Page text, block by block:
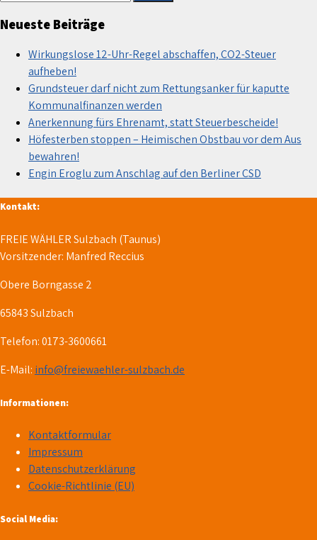
Neueste Beiträge
Wirkungslose 12-Uhr-Regel abschaffen, CO2-Steuer
aufheben!
Grundsteuer darf nicht zum Rettungsanker für kaputte
Kommunalfinanzen werden
Anerkennung fürs Ehrenamt, statt Steuerbescheide!
Höfesterben stoppen – Heimischen Obstbau vor dem Aus
bewahren!
Engin Eroglu zum Anschlag auf den Berliner CSD
Kontakt:
FREIE WÄHLER Sulzbach (Taunus)
Vorsitzender: Manfred Reccius
Obere Borngasse 2
65843 Sulzbach
Telefon: 0173-3600661
E-Mail: info@freiewaehler-sulzbach.de
Informationen:
Kontaktformular
Impressum
Datenschutzerklärung
Cookie-Richtlinie (EU)
Social Media: